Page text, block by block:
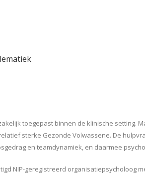
toegepast binnen de klinische setting.
sterke Gezonde Volwassene. De
en teamdynamiek, en daarmee
NIP-geregistreerd organisatiepsycholoog